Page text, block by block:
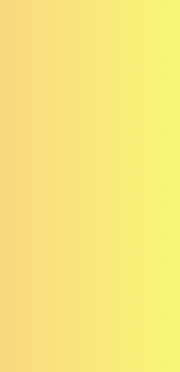
TV
Truyền
dụng gì trong